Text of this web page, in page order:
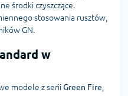
środki czyszczące.
stosowania rusztów,
GN.
w
modele z seriiGreen Fire